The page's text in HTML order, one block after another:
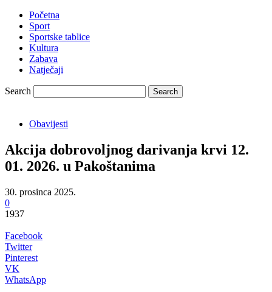
Početna
Sport
Sportske tablice
Kultura
Zabava
Natječaji
Search
Obavijesti
Akcija dobrovoljnog darivanja krvi 12.
01. 2026. u Pakoštanima
30. prosinca 2025.
0
1937
Facebook
Twitter
Pinterest
VK
WhatsApp